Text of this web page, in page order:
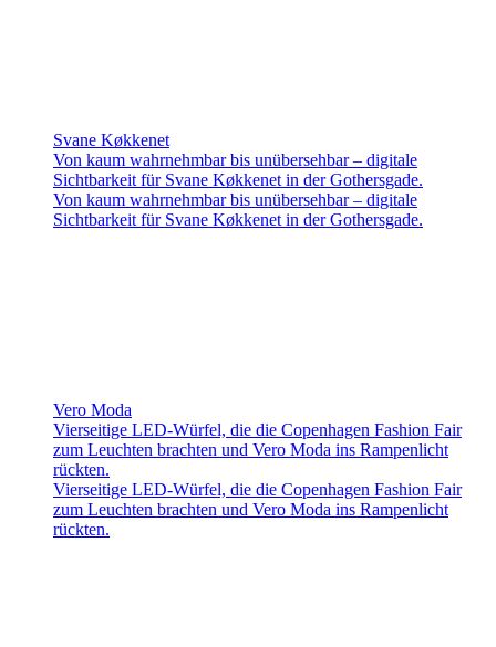
Svane Køkkenet
Von kaum wahrnehmbar bis unübersehbar – digitale
Sichtbarkeit für Svane Køkkenet in der Gothersgade.
Von kaum wahrnehmbar bis unübersehbar – digitale
Sichtbarkeit für Svane Køkkenet in der Gothersgade.
Vero Moda
Vierseitige LED-Würfel, die die Copenhagen Fashion Fair
zum Leuchten brachten und Vero Moda ins Rampenlicht
rückten.
Vierseitige LED-Würfel, die die Copenhagen Fashion Fair
zum Leuchten brachten und Vero Moda ins Rampenlicht
rückten.